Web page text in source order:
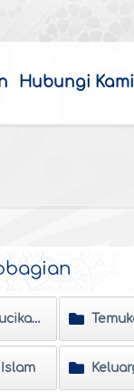
Hubungi Kami
Mensucikan Jiwa